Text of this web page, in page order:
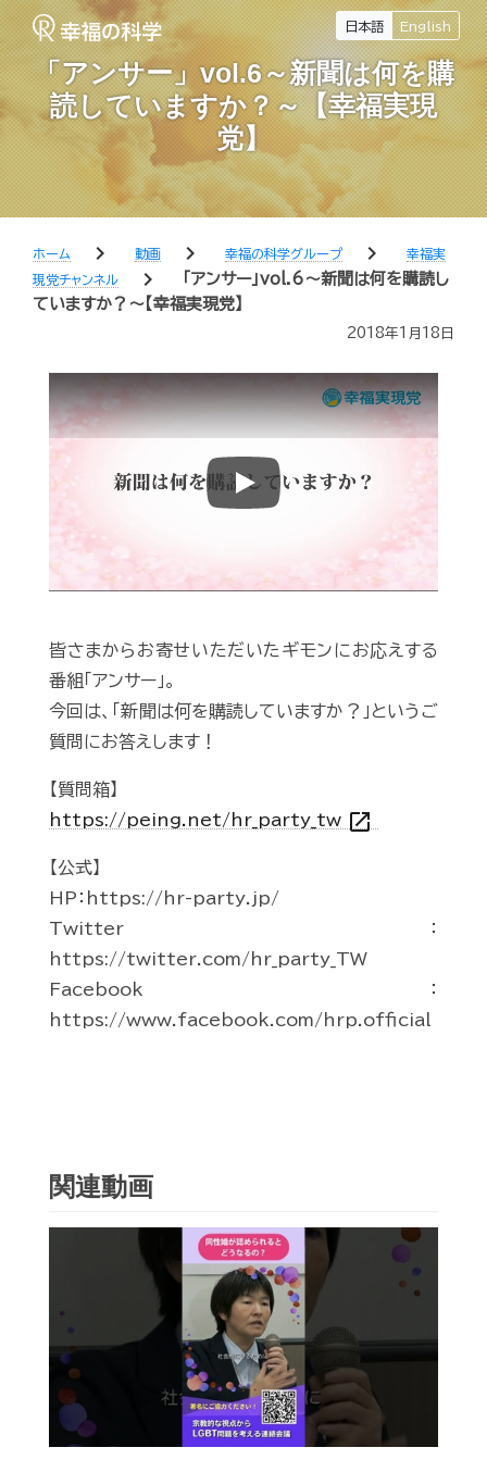
日本語 English
「アンサー」vol.6～新聞は何を購
読していますか？～【幸福実現
党】
ホーム chevron_right 動画 chevron_right 幸福の科学グループ chevron_right
幸福実
現党チャンネル
chevron_right
「アンサー」vol.6～新聞は何を購読し
ていますか？～【幸福実現党】
2018年1月18日
Play
皆さまからお寄せいただいたギモンにお応えする
番組「アンサー」。
今回は、「新聞は何を購読していますか？」というご
質問にお答えします！
【質問箱】
https://peing.net/hr_party_tw open_in_new
【公式】
HP：https://hr-party.jp/
Twitter：
https://twitter.com/hr_party_TW
Facebook：
https://www.facebook.com/hrp.official
関連動画